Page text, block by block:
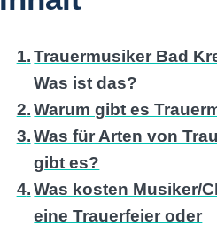
Trauermusiker Bad
Was ist das?
Warum gibt es
Was für Arten von
gibt es?
Was kosten Musiker/
eine Trauerfeier oder